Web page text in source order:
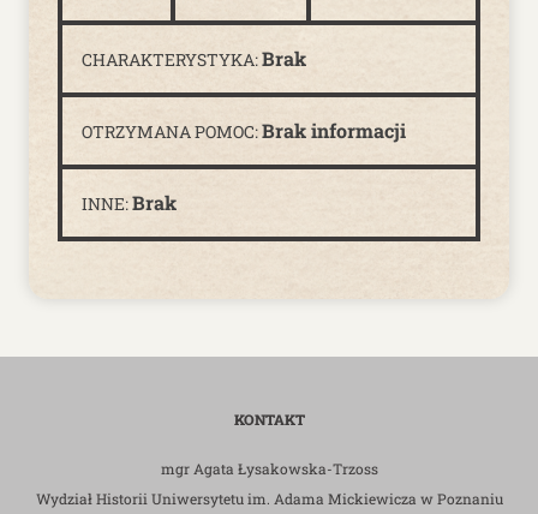
CHARAKTERYSTYKA:Brak
OTRZYMANA POMOC:Brak informacji
INNE:Brak
KONTAKT
mgr Agata Łysakowska-Trzoss
Wydział Historii Uniwersytetu im. Adama Mickiewicza w Poznaniu